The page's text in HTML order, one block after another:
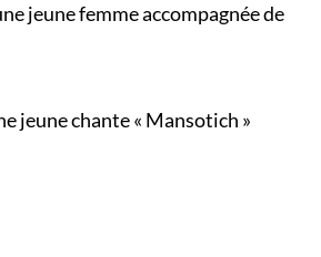
jeune femme accompagnée de